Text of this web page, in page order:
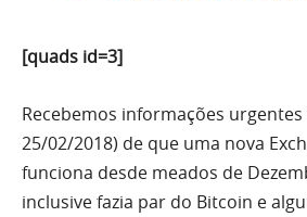
[quads id=3]
Recebemos informações
25/02/2018) de que uma nova
funciona desde meados de
inclusive fazia par do Bitcoin e